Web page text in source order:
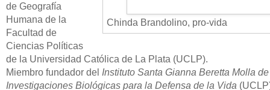
Chinda Brandolino, pro-vida
de Geografía
Humana de la
Facultad de
Ciencias Políticas
de la Universidad Católica de La Plata (UCLP).
Miembro fundador del Instituto Santa Gianna Beretta Molla de
Investigaciones Biológicas para la Defensa de la Vida